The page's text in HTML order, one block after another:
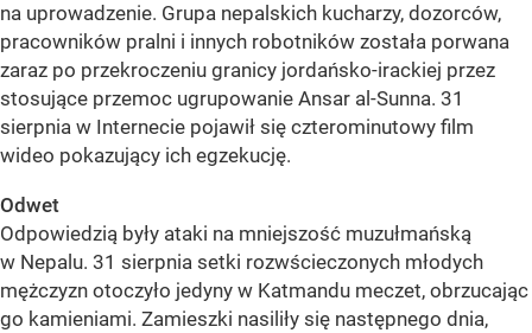
na uprowadzenie. Grupa nepalskich kucharzy, dozorców,
pracowników pralni i innych robotników została porwana
zaraz po przekroczeniu granicy jordańsko-irackiej przez
stosujące przemoc ugrupowanie Ansar al-Sunna. 31
sierpnia w Internecie pojawił się czterominutowy film
wideo pokazujący ich egzekucję.
Odwet
Odpowiedzią były ataki na mniejszość muzułmańską
w Nepalu. 31 sierpnia setki rozwścieczonych młodych
mężczyzn otoczyło jedyny w Katmandu meczet, obrzucając
go kamieniami. Zamieszki nasiliły się następnego dnia,